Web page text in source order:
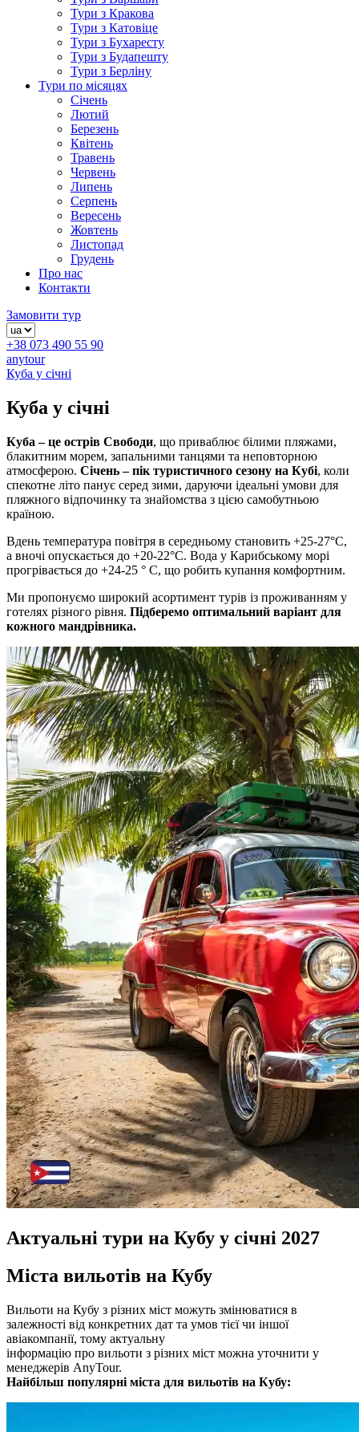
Тури з Кракова
Тури з Катовіце
Тури з Бухаресту
Тури з Будапешту
Тури з Берліну
Тури по місяцях
Січень
Лютий
Березень
Квітень
Травень
Червень
Липень
Серпень
Вересень
Жовтень
Листопад
Грудень
Про нас
Контакти
Замовити тур
+38 073 490 55 90
anytour
Куба у січні
Куба у січні
Куба – це острів Свободи, що приваблює білими пляжами,
блакитним морем, запальними танцями та неповторною
атмосферою. Січень – пік туристичного сезону на Кубі, коли
спекотне літо панує серед зими, даруючи ідеальні умови для
пляжного відпочинку та знайомства з цією самобутньою
країною.
Вдень температура повітря в середньому становить +25-27°C,
а вночі опускається до +20-22°C. Вода у Карибському морі
прогрівається до +24-25 ° C, що робить купання комфортним.
Ми пропонуємо широкий асортимент турів із проживанням у
готелях різного рівня. Підберемо оптимальний варіант для
кожного мандрівника.
Актуальні тури на Кубу у січні 2027
Міста вильотів на Кубу
Вильоти на Кубу з різних міст можуть змінюватися в
залежності від конкретних дат та умов тієї чи іншої
авіакомпанії, тому актуальну
інформацію про вильоти з різних міст можна уточнити у
менеджерів AnyTour.
Найбільш популярні міста для вильотів на Кубу: